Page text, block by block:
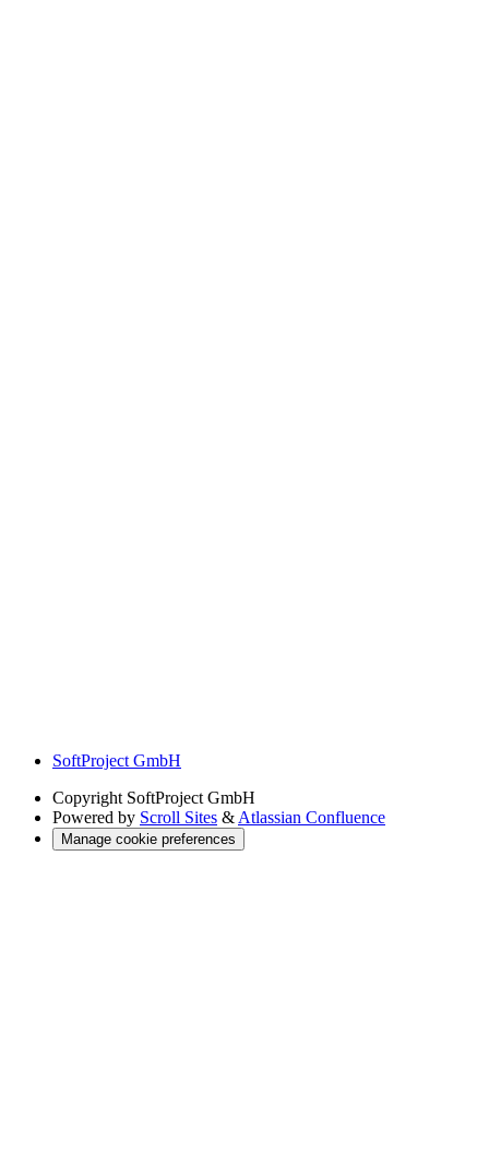
SoftProject GmbH
Copyright SoftProject GmbH
Powered by Scroll Sites & Atlassian Confluence
Manage cookie preferences